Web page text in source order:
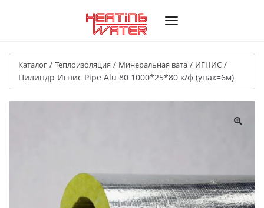
Каталог / Теплоизоляция / Минеральная вата / ИГНИС /
Цилиндр Игнис Pipe Alu 80 1000*25*80 к/ф (упак=6м)